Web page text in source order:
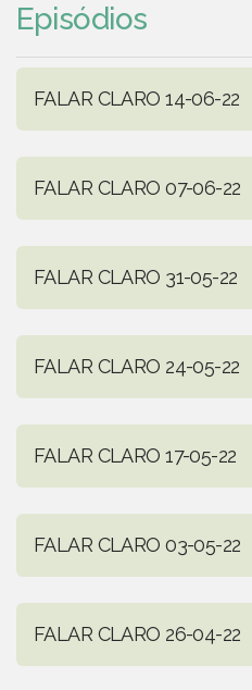
Episódios
FALAR CLARO 14-06-22
FALAR CLARO 07-06-22
FALAR CLARO 31-05-22
FALAR CLARO 24-05-22
FALAR CLARO 17-05-22
FALAR CLARO 03-05-22
FALAR CLARO 26-04-22